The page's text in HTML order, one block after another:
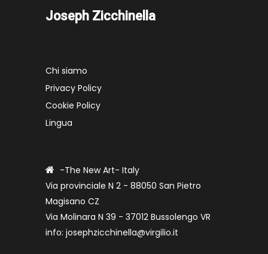
Joseph Zicchinella
Chi siamo
Privacy Policy
Cookie Policy
Lingua
-The New Art- Italy
Via provinciale N 2 - 88050 San Pietro
Magisano CZ
Via Molinara N 39 - 37012 Bussolengo VR
info: josephzicchinella@virgilio.it